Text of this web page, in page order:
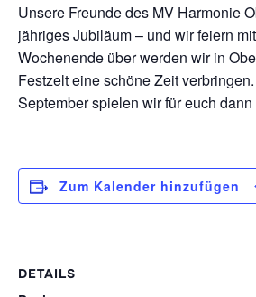
Unsere Freunde des MV Harmonie
jähriges Jubiläum – und wir feiern
Wochenende über werden wir in
Festzelt eine schöne Zeit
September spielen wir für euch
Zum Kalender hinzufügen
DETAILS